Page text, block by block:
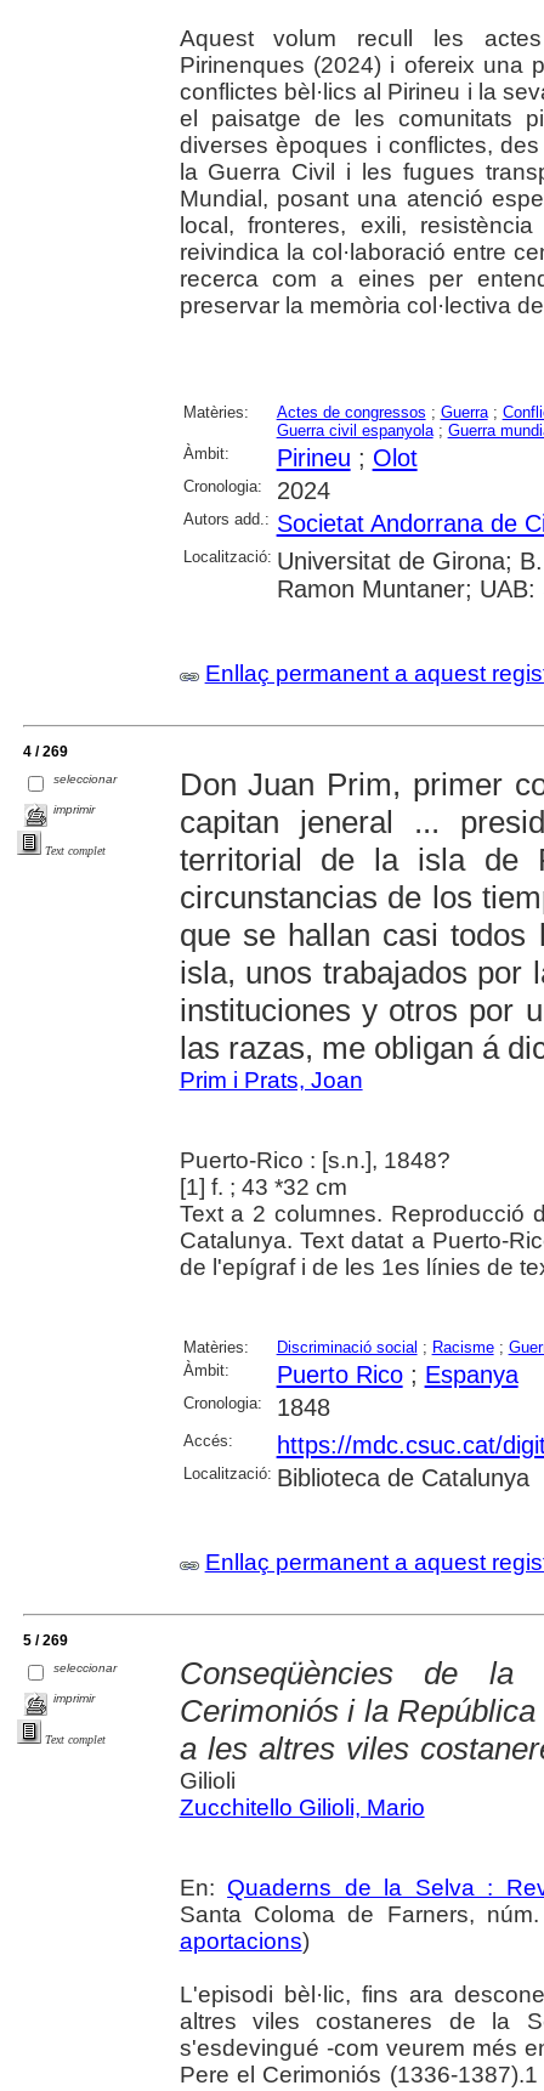
Aquest volum recull les
Pirinenques (2024) i ofereix una
conflictes bèl·lics al Pirineu i la
el paisatge de les comunitats
diverses èpoques i conflictes,
la Guerra Civil i les fugues
Mundial, posant una atenció
local, fronteres, exili,
reivindica la col·laboració entre
recerca com a eines per
preservar la memòria col·lectiva
Matèries: Actes de congressos ; Guerra;
Guerra civil espanyola; Guerra
Àmbit:
Pirineu ; Olot
Cronologia: 2024
Autors add.: Societat Andorrana de
Localització: Universitat de Girona;
Ramon Muntaner; UAB:
Enllaç permanent a aquest
4 / 269
seleccionar
imprimir
Text complet
Don Juan Prim, primer
capitan jeneral ...
territorial de la isla de
circunstancias de los
que se hallan casi todos
isla, unos trabajados por
instituciones y otros por
las razas, me obligan á
Prim i Prats, Joan
Puerto-Rico : [s.n.], 1848?
[1] f. ; 43 *32 cm
Text a 2 columnes. Reproducció
Catalunya. Text datat a Puerto-
de l'epígraf i de les 1es línies de
Matèries: Discriminació social ; Racisme;
Àmbit:
Puerto Rico; Espanya
Cronologia: 1848
Accés: https://mdc.csuc.cat/
Localització: Biblioteca de Catalunya
Enllaç permanent a aquest
5 / 269
seleccionar
imprimir
Text complet
Conseqüències de
Cerimoniós i la
a les altres viles
Gilioli
Zucchitello Gilioli, Mario
En: Quaderns de la Selva :
Santa Coloma de Farners,
aportacions)
L'episodi bèl·lic, fins ara
altres viles costaneres de la
s'esdevingué -com veurem més
Pere el Cerimoniós (1336-